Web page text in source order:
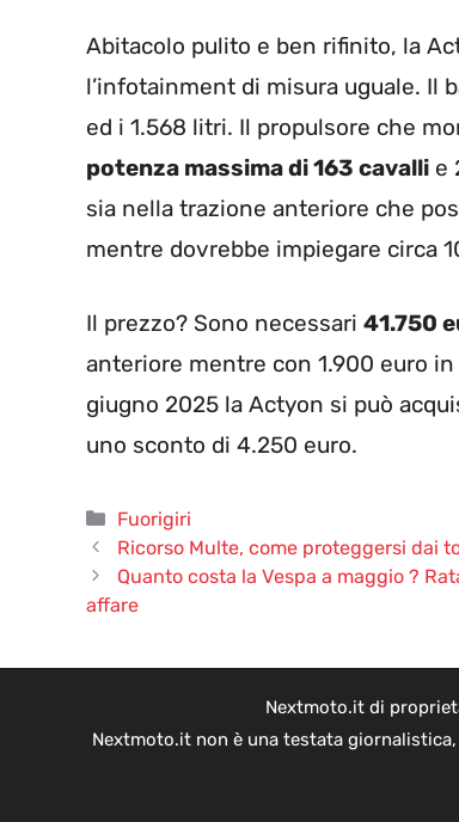
Abitacolo pulito e ben rifinito, la
l’infotainment di misura uguale. Il
ed i 1.568 litri. Il propulsore che
potenza massima di 163 cavalli e
sia nella trazione anteriore che
mentre dovrebbe impiegare circa
Il prezzo? Sono necessari 41.750
anteriore mentre con 1.900 euro
giugno 2025 la Actyon si può
uno sconto di 4.250 euro.
Categorie
Fuorigiri
Ricorso Multe, come proteggersi dai
Quanto costa la Vespa a maggio ?
affare
Nextmoto.it di
Nextmoto.it non è una testata